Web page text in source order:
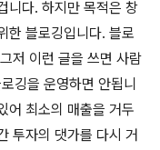
니다. 하지만 목적은 창
한 블로깅입니다. 블로
저 이런 글을 쓰면 사람
깅을 운영하면 안됩니
어 최소의 매출을 거두
투자의 댓가를 다시 거